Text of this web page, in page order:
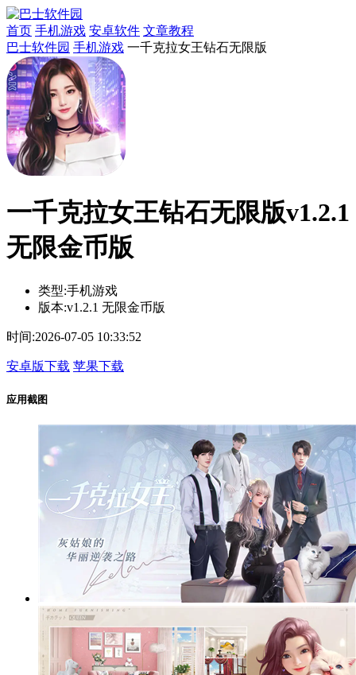
首页 手机游戏 安卓软件 文章教程
巴士软件园 手机游戏 一千克拉女王钻石无限版
一千克拉女王钻石无限版v1.2.1
无限金币版
类型:手机游戏
版本:v1.2.1 无限金币版
时间:2026-07-05 10:33:52
安卓版下载 苹果下载
应用截图